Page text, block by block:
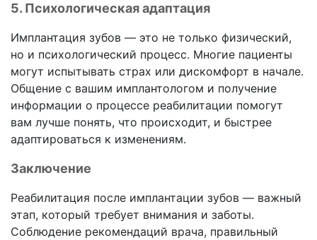
5. Психологическая адаптация
Имплантация зубов — это не только физический,
но и психологический процесс. Многие пациенты
могут испытывать страх или дискомфорт в начале.
Общение с вашим имплантологом и получение
информации о процессе реабилитации помогут
вам лучше понять, что происходит, и быстрее
адаптироваться к изменениям.
Заключение
Реабилитация после имплантации зубов — важный
этап, который требует внимания и заботы.
Соблюдение рекомендаций врача, правильный